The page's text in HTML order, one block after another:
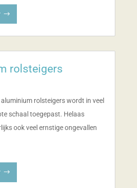
rolsteigers
rolsteigers wordt in veel
schaal toegepast. Helaas
ook veel ernstige ongevallen